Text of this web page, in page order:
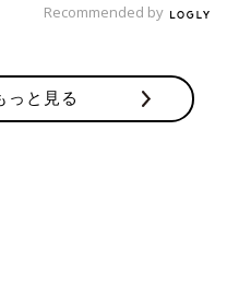
Recommended by
っと見る